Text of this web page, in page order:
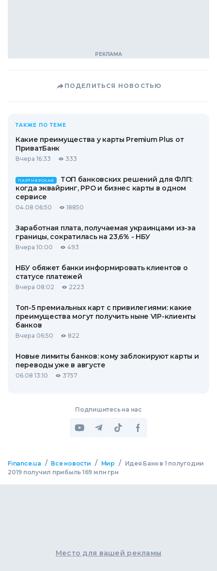
ПОДЕЛИТЬСЯ НОВОСТЬЮ
ТАКЖЕ ПО ТЕМЕ
Какие преимущества у карты Premium Plus от
ПриватБанк
Вчера 16:33 333
ПАРТНЕРСКАЯ
ТОП банковских решений для ФЛП:
когда эквайринг, РРО и бизнес карты в одном
сервисе
04.08 06:50 18850
Заработная плата, получаемая украинцами из-за
границы, сократилась на 23,6% - НБУ
Вчера 10:00 493
НБУ обяжет банки информировать клиентов о
статусе платежей
Вчера 08:02 2223
Топ-5 премиальных карт с привилегиями: какие
преимущества могут получить ныне VIP-клиенты
банков
Вчера 06:50 822
Новые лимиты банков: кому заблокируют карты и
переводы уже в августе
06.08 13:10 3757
Подпишитесь на нас
Finance.ua / Все новости / Мир /
Идея Банк в 1 полугодии
2019 получил прибыль 169 млн грн
Место для вашей рекламы